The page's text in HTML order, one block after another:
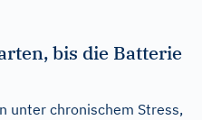
bis die Batterie
unter chronischem Stress,